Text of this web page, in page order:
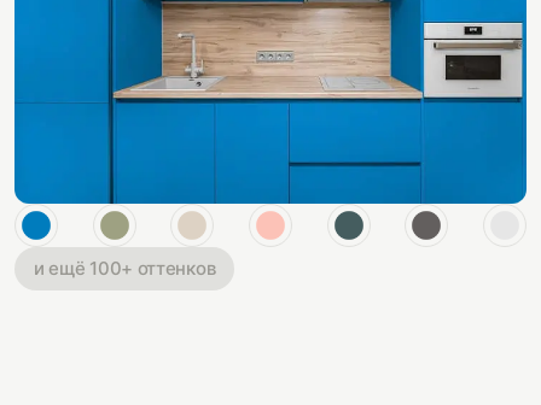
и ещё 100+ оттенков